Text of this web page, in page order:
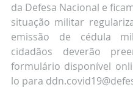
da Defesa Nacional e
situação militar
emissão de cédula
cidadãos deverão
formulário disponível
lo para